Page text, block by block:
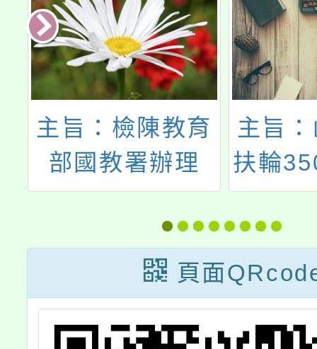
主旨：檢陳教育
部國教署辦理
「114年度孝道
教育系列比賽」
共計3項不同項
目之實施計畫(如
附件)，敬請協助
主旨
扶輪
輪社
扶輪
2025-
少年
競賽
頁面